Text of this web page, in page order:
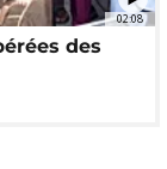
02:08
des